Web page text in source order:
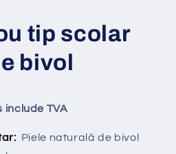
tip scolar
bivol
include TVA
Piele naturală de bivol